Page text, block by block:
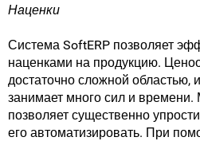
Наценки
Система SoftERP позволяет
наценками на продукцию.
достаточно сложной областью,
занимает много сил и времени.
позволяет существенно
его автоматизировать. При